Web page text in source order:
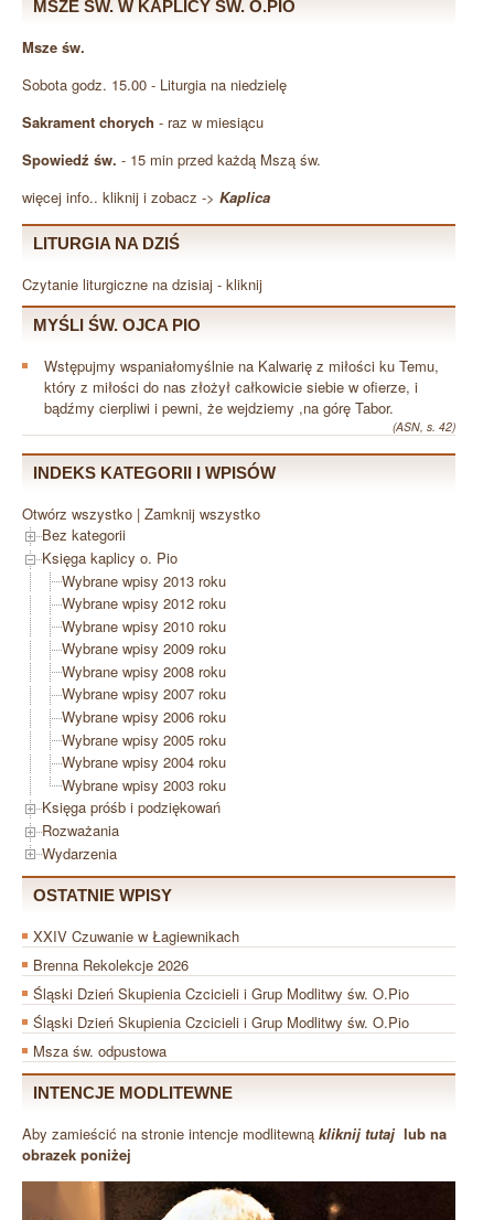
MSZE ŚW. W KAPLICY ŚW. O.PIO
Msze św.
Sobota godz. 15.00 - Liturgia na niedzielę
Sakrament chorych - raz w miesiącu
Spowiedź św. - 15 min przed każdą Mszą św.
więcej info.. kliknij i zobacz -> Kaplica
LITURGIA NA DZIŚ
Czytanie liturgiczne na dzisiaj - kliknij
MYŚLI ŚW. OJCA PIO
Wstępujmy wspaniałomyślnie na Kalwarię z miłości ku Temu,
który z miłości do nas złożył całkowicie siebie w ofierze, i
bądźmy cierpliwi i pewni, że wejdziemy ,na górę Tabor.
(ASN, s. 42)
INDEKS KATEGORII I WPISÓW
Otwórz wszystko | Zamknij wszystko
Bez kategorii
Księga kaplicy o. Pio
Wybrane wpisy 2013 roku
Wybrane wpisy 2012 roku
Wybrane wpisy 2010 roku
Wybrane wpisy 2009 roku
Wybrane wpisy 2008 roku
Wybrane wpisy 2007 roku
Wybrane wpisy 2006 roku
Wybrane wpisy 2005 roku
Wybrane wpisy 2004 roku
Wybrane wpisy 2003 roku
Księga próśb i podziękowań
Rozważania
Wydarzenia
OSTATNIE WPISY
XXIV Czuwanie w Łagiewnikach
Brenna Rekolekcje 2026
Śląski Dzień Skupienia Czcicieli i Grup Modlitwy św. O.Pio
Śląski Dzień Skupienia Czcicieli i Grup Modlitwy św. O.Pio
Msza św. odpustowa
INTENCJE MODLITEWNE
Aby zamieścić na stronie intencje modlitewną kliknij tutaj lub na
obrazek poniżej